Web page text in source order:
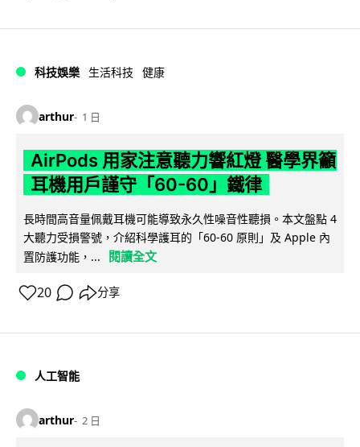
科技娛樂 生活科技 健康
arthur 1 日
AirPods 用家注意聽力響紅燈 醫學界籲
耳機用戶謹守「60-60」鐵律
長時間高音量佩戴耳機可能導致永久性噪音性聽損。本文盤點 4
大聽力受損警號，介紹科學護耳的「60-60 原則」及 Apple 內
置防護功能，...
閱讀全文
20 分享
人工智能
arthur 2 日